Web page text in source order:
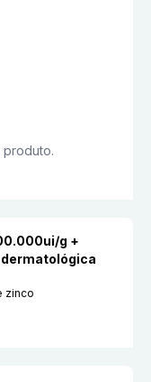
produto.
g +
zinco